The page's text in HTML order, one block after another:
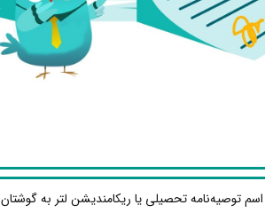
توصیه‌نامه تحصیلی یا ریکامندیشن لتر به گوشتان